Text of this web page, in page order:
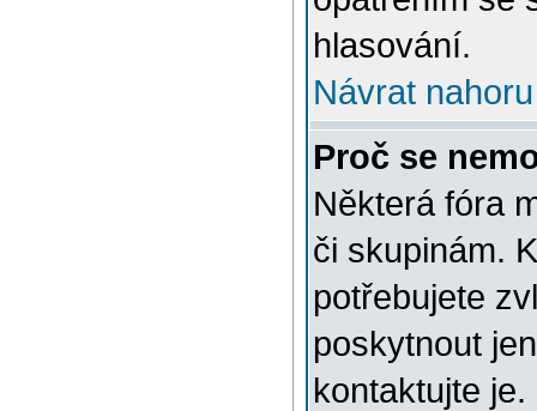
hlasování.
Návrat nahoru
Proč se
Některá fóra
či skupinám.
potřebujete
poskytnout
kontaktujte je.